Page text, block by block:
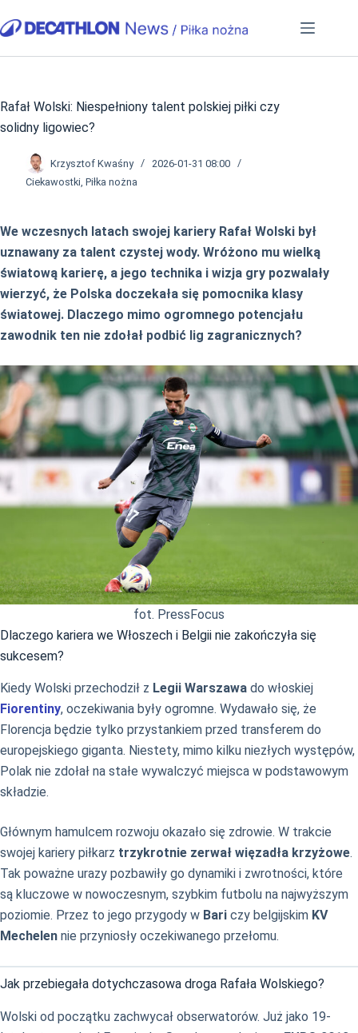
do
Rafał Wolski: Niespełniony talent polskiej piłki czy
solidny ligowiec?
Krzysztof Kwaśny
2026-01-31 08:00
Ciekawostki, Piłka nożna
We wczesnych latach swojej kariery Rafał Wolski był
uznawany za talent czystej wody. Wróżono mu wielką
światową karierę, a jego technika i wizja gry pozwalały
wierzyć, że Polska doczekała się pomocnika klasy
światowej. Dlaczego mimo ogromnego potencjału
zawodnik ten nie zdołał podbić lig zagranicznych?
fot. PressFocus
Dlaczego kariera we Włoszech i Belgii nie zakończyła się
sukcesem?
Kiedy Wolski przechodził z Legii Warszawa do włoskiej
Fiorentiny, oczekiwania były ogromne. Wydawało się, że
Florencja będzie tylko przystankiem przed transferem do
europejskiego giganta. Niestety, mimo kilku niezłych występów,
Polak nie zdołał na stałe wywalczyć miejsca w podstawowym
składzie.
Głównym hamulcem rozwoju okazało się zdrowie. W trakcie
swojej kariery piłkarz trzykrotnie zerwał więzadła krzyżowe.
Tak poważne urazy pozbawiły go dynamiki i zwrotności, które
są kluczowe w nowoczesnym, szybkim futbolu na najwyższym
poziomie. Przez to jego przygody w Bari czy belgijskim KV
Mechelen nie przyniosły oczekiwanego przełomu.
Jak przebiegała dotychczasowa droga Rafała Wolskiego?
Wolski od początku zachwycał obserwatorów. Już jako 19-